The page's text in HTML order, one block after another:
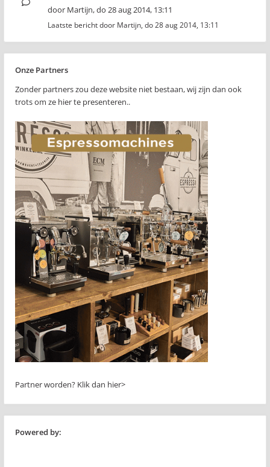
door Martijn,do 28 aug 2014, 13:11
Laatste bericht door Martijn, do 28 aug 2014, 13:11
Onze Partners
Zonder partners zou deze website niet bestaan, wij zijn dan ook
trots om ze hier te presenteren..
Partner worden? Klik dan hier>
Powered by: